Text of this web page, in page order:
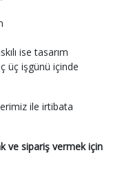
ise tasarım
üç işgünü içinde
ile irtibata
ve sipariş vermek için